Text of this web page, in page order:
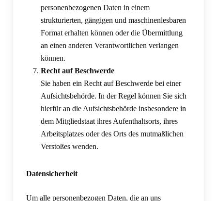
personenbezogenen Daten in einem
strukturierten, gängigen und maschinenlesbaren
Format erhalten können oder die Übermittlung
an einen anderen Verantwortlichen verlangen
können.
Recht auf Beschwerde
Sie haben ein Recht auf Beschwerde bei einer
Aufsichtsbehörde. In der Regel können Sie sich
hierfür an die Aufsichtsbehörde insbesondere in
dem Mitgliedstaat ihres Aufenthaltsorts, ihres
Arbeitsplatzes oder des Orts des mutmaßlichen
Verstoßes wenden.
Datensicherheit
Um alle personenbezogen Daten, die an uns